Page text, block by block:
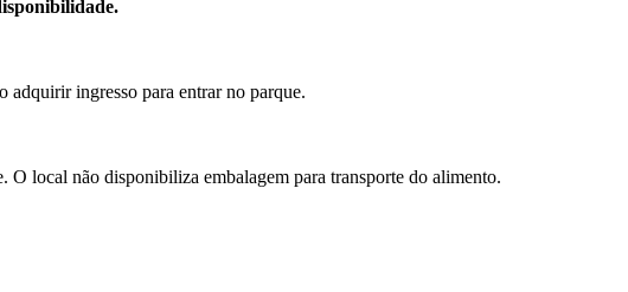
adquirir ingresso para entrar no parque.
O local não disponibiliza embalagem para transporte do alimento.